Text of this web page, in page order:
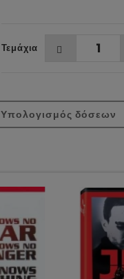
Τεμάχια
Υπολογισμός δόσεων